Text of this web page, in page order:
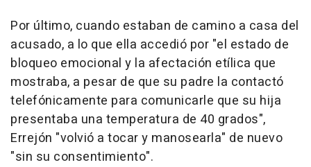
Por último, cuando estaban de camino a casa del
acusado, a lo que ella accedió por "el estado de
bloqueo emocional y la afectación etílica que
mostraba, a pesar de que su padre la contactó
telefónicamente para comunicarle que su hija
presentaba una temperatura de 40 grados",
Errejón "volvió a tocar y manosearla" de nuevo
"sin su consentimiento".